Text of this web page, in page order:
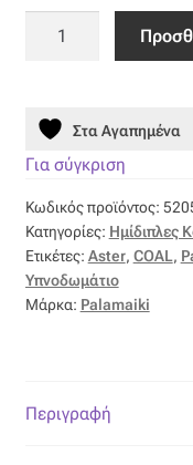
Οργάντζα
Οργάντζα με
Οργάντζα με
Οργάντζα με
Κουβέρτα
GREY
ποσότητα
Στα Αγαπημένα
Για σύγκριση
Κωδικός προϊόντος:
Κατηγορίες: Ημίδιπλες
Ετικέτες: Aster, COAL,
Υπνοδωμάτιο
Μάρκα: Palamaiki
Περιγραφή